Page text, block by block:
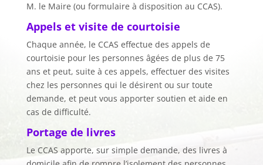
M. le Maire (ou formulaire à disposition au CCAS).
Appels et visite de courtoisie
Chaque année, le CCAS effectue des appels de
courtoisie pour les personnes âgées de plus de 75
ans et peut, suite à ces appels, effectuer des visites
chez les personnes qui le désirent ou sur toute
demande, et peut vous apporter soutien et aide en
cas de difficulté.
Portage de livres
Le CCAS apporte, sur simple demande, des livres à